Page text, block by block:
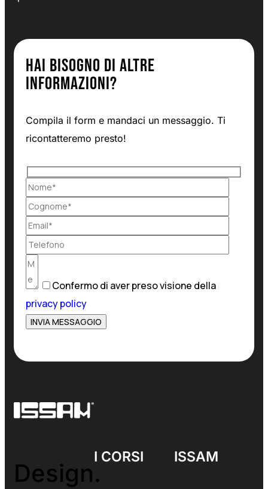
Hai bisogno di altre
informazioni?
Compila il form e mandaci un messaggio. Ti
ricontatteremo presto!
Confermo di aver preso visione della
privacy policy
Design.
I CORSI ISSAM